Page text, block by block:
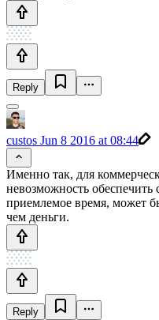
Reply
custos Jun 8 2016 at 08:44
Именно так, для
невозможность обеспечить
приемлемое время, может
чем деньги.
Reply